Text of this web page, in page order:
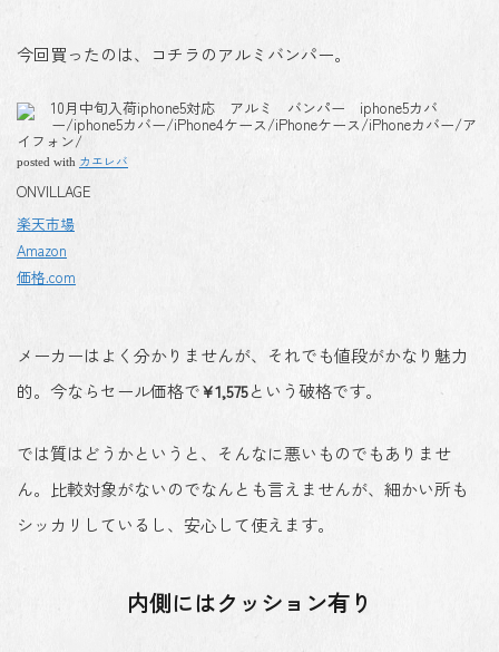
今回買ったのは、コチラのアルミバンパー。
10月中旬入荷iphone5対応 アルミ バンパー iphone5カバ
ー/iphone5カバー/iPhone4ケース/iPhoneケース/iPhoneカバー/ア
イフォン/
posted with カエレバ
ONVILLAGE
楽天市場
Amazon
価格.com
メーカーはよく分かりませんが、それでも値段がかなり魅力
的。今ならセール価格で¥1,575という破格です。
では質はどうかというと、そんなに悪いものでもありませ
ん。比較対象がないのでなんとも言えませんが、細かい所も
シッカリしているし、安心して使えます。
内側にはクッション有り